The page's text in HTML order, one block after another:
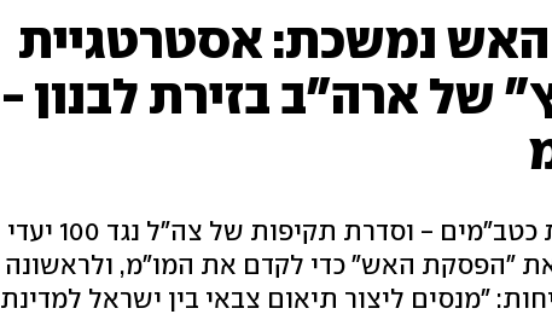
האש נמשכת: אסטרטגיית
של ארה"ב בזירת לבנון -
עוד אזעקות בגליל ומתקפות כטב"מים - וסדרת תקיפות של צה"ל נגד 100 יעדי
"הפסקת האש" כדי לקדם את המו"מ, ולראשונה
"מנסים ליצור תיאום צבאי בין ישראל למדינת